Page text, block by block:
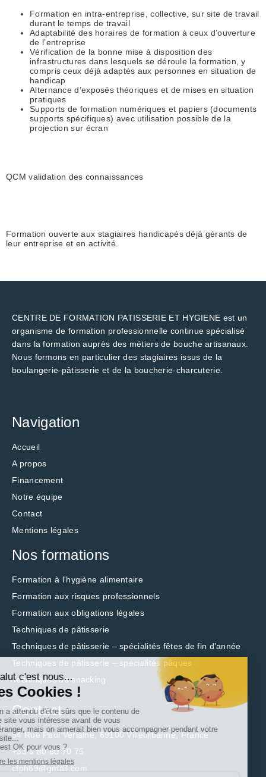
Formation en intra-entreprise, collective, sur site de travail
durant le temps de travail
Adaptabilité des horaires de formation à ceux d’ouverture
de l’entreprise
Vérification de la bonne mise à disposition des
infrastructures dans lesquels se déroule la formation, y
compris ceux déjà adaptés aux personnes en situation de
handicap
Alternance d’exposés théoriques et de mises en situation
pratiques
Supports de formation numériques et papiers (documents
supports spécifiques) avec utilisation possible de la
projection sur écran
QCM validation des connaissances
Formation ouverte aux stagiaires handicapés déjà gérants de
leur entreprise et en activité.
CENTRE DE FORMATION PATISSERIE ET HYGIENE est un
organisme de formation professionnelle continue spécialisé
dans la formation auprès des métiers de bouche artisanaux.
Nous formons en particulier des stagiaires issus de la
boulangerie-pâtisserie et de la boucherie-charcuterie.
Navigation
Accueil
A propos
Financement
Notre équipe
Contact
Mentions légales
Nos formations
Formation à l'hygiène alimentaire
Formation aux risques professionnels
Formation aux obligations légales
Techniques de pâtisserie
Techniques de pâtisserie – spécialités fêtes de fin d’année
Techniques de pâtisserie – spécialités pâques
Techniques de snacking
Contact
54 Rue Paul Verlaine, 69100 Villeurbanne, France
+33 9 80 80 70 75
cfph69@gmail.com